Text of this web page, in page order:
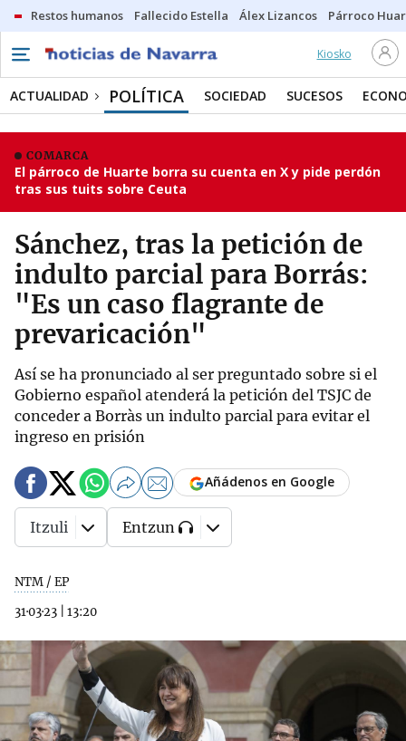
Restos humanos Fallecido Estella Álex Lizancos Párroco
Kiosko
ACTUALIDAD POLÍTICA SOCIEDAD SUCESOS
COMARCA
El párroco de Huarte borra su cuenta en X y pide perdón
tras sus tuits sobre Ceuta
Sánchez, tras la petición de
indulto parcial para Borrás:
"Es un caso flagrante de
prevaricación"
Así se ha pronunciado al ser preguntado sobre si el
Gobierno español atenderá la petición del TSJC de
conceder a Borràs un indulto parcial para evitar el
ingreso en prisión
NTM / EP
31·03·23
13:20
Añádenos en Google
Itzuli Entzun